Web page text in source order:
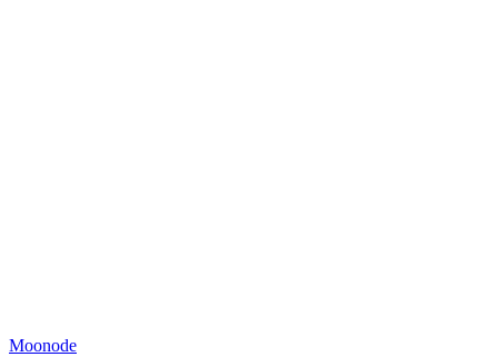
Moonode